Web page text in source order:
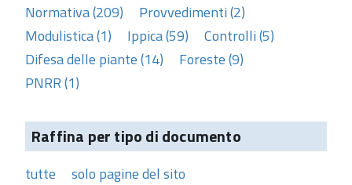
Normativa (209)
Provvedimenti (2)
Modulistica (1)
Ippica (59)
Controlli (5)
Difesa delle piante (14)
Foreste (9)
PNRR (1)
Raffina per tipo di documento
tutte
solo pagine del sito